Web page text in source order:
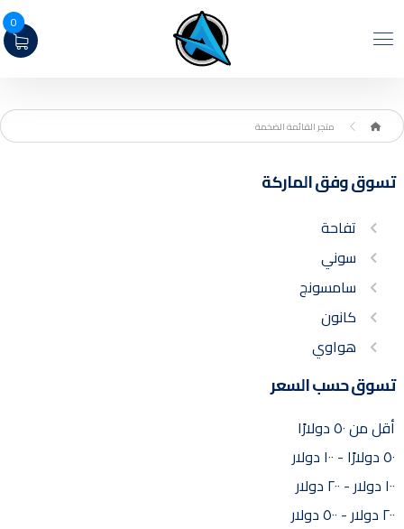
0
متجر القائمة الضخمة
تسوق وفق الماركة
تفاحة
سوني
سامسونج
كانون
هواوي
تسوق حسب السعر
أقل من ٥٠ دولارًا
٥٠ دولارًا - ١٠٠ دولار
١٠٠ دولار - ٢٠٠ دولار
٢٠٠ دولار - ٥٠٠ دولار